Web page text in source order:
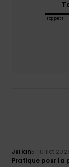
Trop petit
Julian31 juillet
Pratique pour la